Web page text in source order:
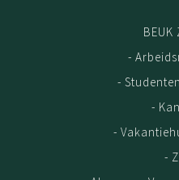
BEUK
-
-
-
-
-